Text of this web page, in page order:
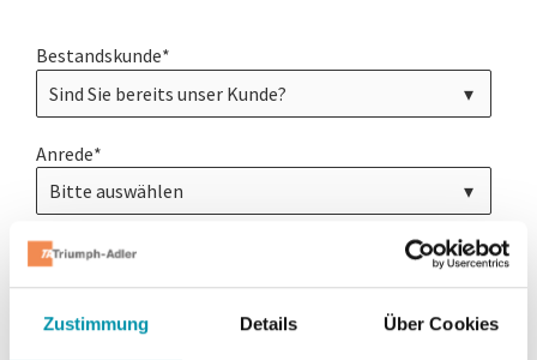
Zustimmung Details Über Cookies
Bestandskunde*
Anrede*
Vorname*